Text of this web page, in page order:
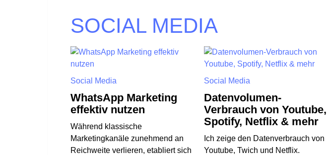
SOCIAL MEDIA
Social Media
WhatsApp Marketing
effektiv nutzen
Während klassische
Marketingkanäle zunehmend an
Reichweite verlieren, etabliert sich
Social Media
Datenvolumen-
Verbrauch von Youtube,
Spotify, Netflix & mehr
Ich zeige den Datenverbrauch von
Youtube, Twich und Netflix.